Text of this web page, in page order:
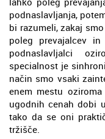
podnaslavljanja,
bi razumeli, zakaj
poleg prevajalcev
podnaslavljalci
specialnost je
način smo vsaki
enem mestu
ugodnih cenah dobi
tako da se oni
tržišče.